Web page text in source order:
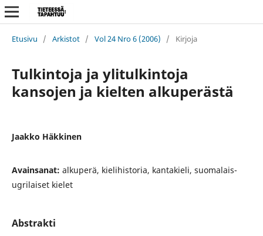
Etusivu / Arkistot / Vol 24 Nro 6 (2006) / Kirjoja
Tulkintoja ja ylitulkintoja
kansojen ja kielten alkuperästä
Jaakko Häkkinen
Avainsanat: alkuperä, kielihistoria, kantakieli, suomalais-
ugrilaiset kielet
Abstrakti